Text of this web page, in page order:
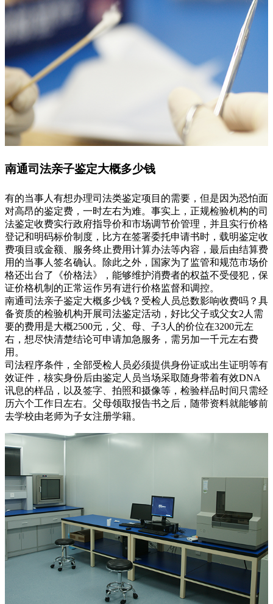
南通司法亲子鉴定大概多少钱
有的当事人有想办理司法类鉴定项目的需要，但是因为恐怕面
对高昂的鉴定费，一时左右为难。事实上，正规检验机构的司
法鉴定收费实行政府指导价和市场调节价管理，并且实行价格
登记和明码标价制度，比方在签署委托申请书时，载明鉴定收
费项目或金额、服务终止费用计算办法等内容，最后由结算费
用的当事人签名确认。除此之外，国家为了监管和规范市场价
格还出台了《价格法》，能够维护消费者的权益不受侵犯，保
证价格机制的正常运作另有进行价格监督和调控。
南通司法亲子鉴定大概多少钱？受检人员总数影响收费吗？具
备资质的检验机构开展司法鉴定活动，好比父子或父女2人需
要的费用是大概2500元，父、母、子3人的价位在3200元左
右，想尽快清楚结论可申请加急服务，需另加一千元左右费
用。
司法程序条件，全部受检人员必须提供身份证或出生证明等有
效证件，核实身份后由鉴定人员当场采取随身带着有效DNA
讯息的样品，以及签字、拍照和摄像等，检验样品时间只需经
历六个工作日左右。父母领取报告书之后，随带资料就能够前
去学校由老师为子女注册学籍。